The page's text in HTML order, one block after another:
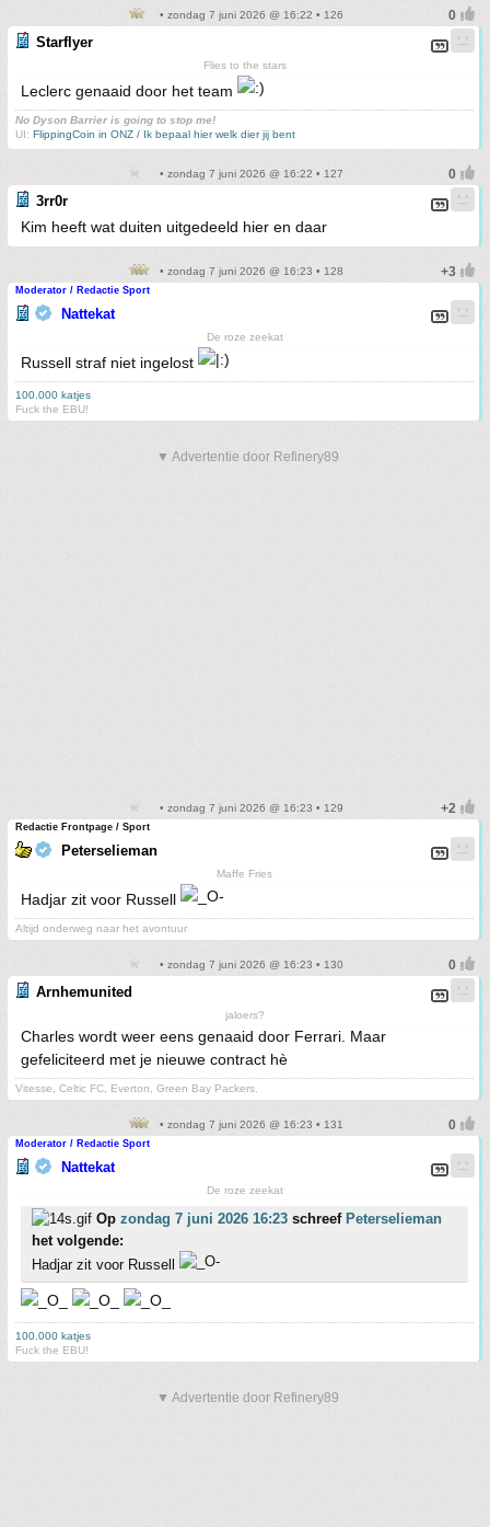
• zondag 7 juni 2026 @ 16:22 • 126
Starflyer
Flies to the stars
Leclerc genaaid door het team
No Dyson Barrier is going to stop me!
UI: FlippingCoin in ONZ / Ik bepaal hier welk dier jij bent
• zondag 7 juni 2026 @ 16:22 • 127
3rr0r
Kim heeft wat duiten uitgedeeld hier en daar
• zondag 7 juni 2026 @ 16:23 • 128
Moderator / Redactie Sport
Nattekat
De roze zeekat
Russell straf niet ingelost
100.000 katjes
Fuck the EBU!
▼ Advertentie door Refinery89
• zondag 7 juni 2026 @ 16:23 • 129
Redactie Frontpage / Sport
Peterselieman
Maffe Fries
Hadjar zit voor Russell
Altijd onderweg naar het avontuur
• zondag 7 juni 2026 @ 16:23 • 130
Arnhemunited
jaloers?
Charles wordt weer eens genaaid door Ferrari. Maar
gefeliciteerd met je nieuwe contract hè
Vitesse, Celtic FC, Everton, Green Bay Packers.
• zondag 7 juni 2026 @ 16:23 • 131
Moderator / Redactie Sport
Nattekat
De roze zeekat
Op zondag 7 juni 2026 16:23 schreef Peterselieman
het volgende:
Hadjar zit voor Russell
100.000 katjes
Fuck the EBU!
▼ Advertentie door Refinery89